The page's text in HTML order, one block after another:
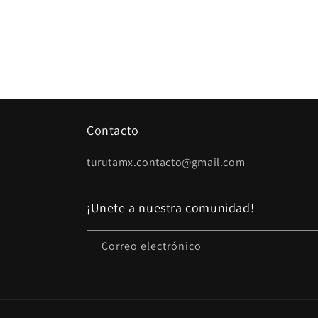
Contacto
turutamx.contacto@gmail.com
¡Unete a nuestra comunidad!
Correo electrónico